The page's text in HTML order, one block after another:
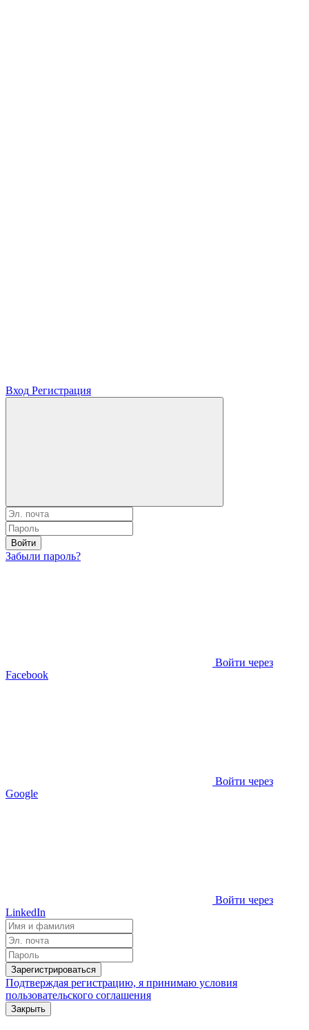
Вход Регистрация
Войти
Забыли пароль?
Войти через
Facebook
Войти через
Google
Войти через
LinkedIn
Зарегистрироваться
Подтверждая регистрацию, я принимаю условия
пользовательского соглашения
Закрыть